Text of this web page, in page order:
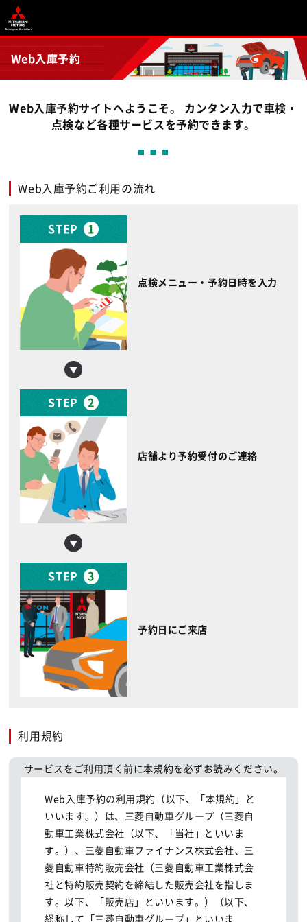
Web入庫予約
Web入庫予約サイトへようこそ。 カンタン入力で車検・
点検など各種サービスを予約できます。
Web入庫予約ご利用の流れ
STEP 1
点検メニュー・予約日時を入力
STEP 2
店舗より予約受付のご連絡
STEP 3
予約日にご来店
利用規約
サービスをご利用頂く前に本規約を必ずお読みください。
Web入庫予約の利用規約（以下、「本規約」と
いいます。）は、三菱自動車グループ（三菱自
動車工業株式会社（以下、「当社」といいま
す。）、三菱自動車ファイナンス株式会社、三
菱自動車特約販売会社（三菱自動車工業株式会
社と特約販売契約を締結した販売会社を指しま
す。以下、「販売店」といいます。）（以下、
総称して「三菱自動車グループ」といいま